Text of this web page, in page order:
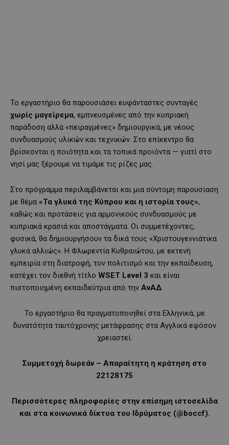
Το εργαστήριο θα παρουσιάσει ευφάνταστες συνταγές
χωρίς μαγείρεμα, εμπνευσμένες από την κυπριακή
παράδοση αλλά «πειραγμένες» δημιουργικά, με νέους
συνδυασμούς υλικών και τεχνικών. Στο επίκεντρο θα
βρίσκονται η ποιότητα και τα τοπικά προϊόντα — γιατί στο
νησί μας ξέρουμε να τιμάμε τις ρίζες μας.
Στο πρόγραμμα περιλαμβάνεται και μια σύντομη παρουσίαση
με θέμα «Τα γλυκά της Κύπρου και η ιστορία τους»,
καθώς και προτάσεις για αρμονικούς συνδυασμούς με
κυπριακά κρασιά και αποστάγματα. Οι συμμετέχοντες,
φυσικά, θα δημιουργήσουν τα δικά τους «Χριστουγεννιάτικα
γλυκά αλλιώς». Η Φλωρεντία Κυθραιώτου, με εκτενή
εμπειρία στη διατροφή, τον πολιτισμό και την εκπαίδευση,
κατέχει τον διεθνή τίτλο WSET Level 3 και είναι
πιστοποιημένη εκπαιδεύτρια από την ΑνΑΔ.
Το εργαστήριο θα πραγματοποιηθεί στα Ελληνικά, με
δυνατότητα ταυτόχρονης μετάφρασης στα Αγγλικά εφόσον
χρειαστεί.
Συμμετοχή δωρεάν – Απαραίτητη η κράτηση στο
22128175
Περισσότερες πληροφορίες στην επίσημη ιστοσελίδα
και στα κοινωνικά δίκτυα του Ιδρύματος (@boccf).